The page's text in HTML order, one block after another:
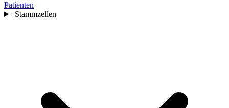
Patienten
Stammzellen